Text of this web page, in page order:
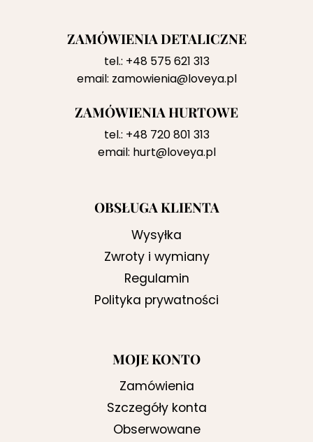
ZAMÓWIENIA DETALICZNE
tel.: +48 575 621 313
email: zamowienia@loveya.pl
ZAMÓWIENIA HURTOWE
tel.: +48 720 801 313
email: hurt@loveya.pl
OBSŁUGA KLIENTA
Wysyłka
Zwroty i wymiany
Regulamin
Polityka prywatności
MOJE KONTO
Zamówienia
Szczegóły konta
Obserwowane